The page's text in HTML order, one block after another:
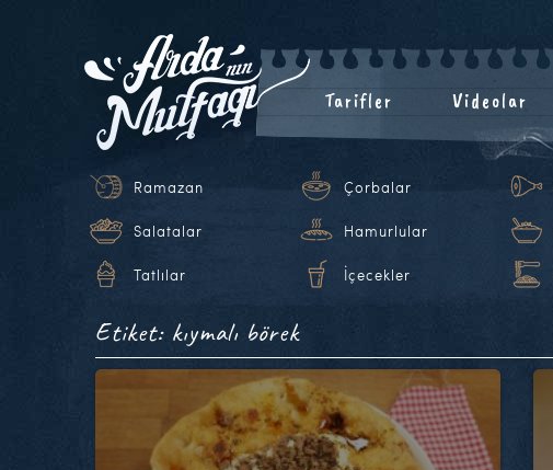
Tarifler Videolar
Ramazan Çorbalar
Salatalar Hamurlular
Tatlılar İçecekler
Etiket: kıymalı börek